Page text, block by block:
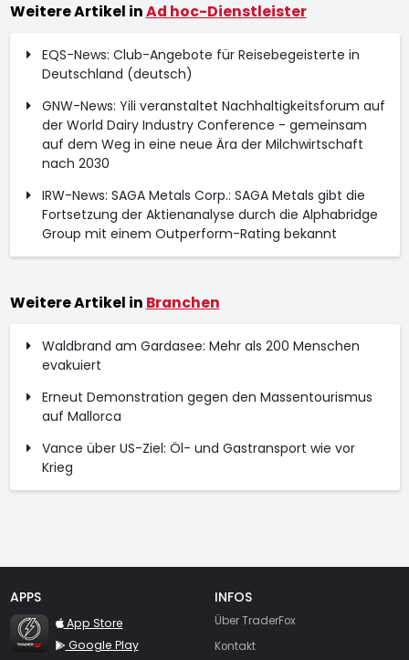
Weitere Artikel inAd hoc-Dienstleister
EQS-News: Club-Angebote für Reisebegeisterte in
Deutschland (deutsch)
GNW-News: Yili veranstaltet Nachhaltigkeitsforum auf
der World Dairy Industry Conference - gemeinsam
auf dem Weg in eine neue Ära der Milchwirtschaft
nach 2030
IRW-News: SAGA Metals Corp.: SAGA Metals gibt die
Fortsetzung der Aktienanalyse durch die Alphabridge
Group mit einem Outperform-Rating bekannt
Weitere Artikel in Branchen
Waldbrand am Gardasee: Mehr als 200 Menschen
evakuiert
Erneut Demonstration gegen den Massentourismus
auf Mallorca
Vance über US-Ziel: Öl- und Gastransport wie vor
Krieg
APPS
TraderFox Flash
App Store
Google Play
INFOS
Über TraderFox
Kontakt